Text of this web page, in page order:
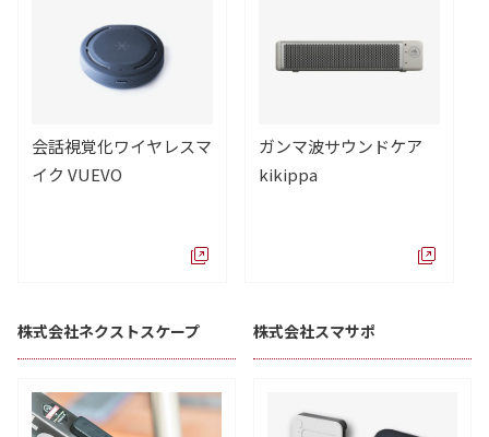
会話視覚化ワイヤレスマ
イク VUEVO
ガンマ波サウンドケア
kikippa
株式会社ネクストスケープ 株式会社スマサポ